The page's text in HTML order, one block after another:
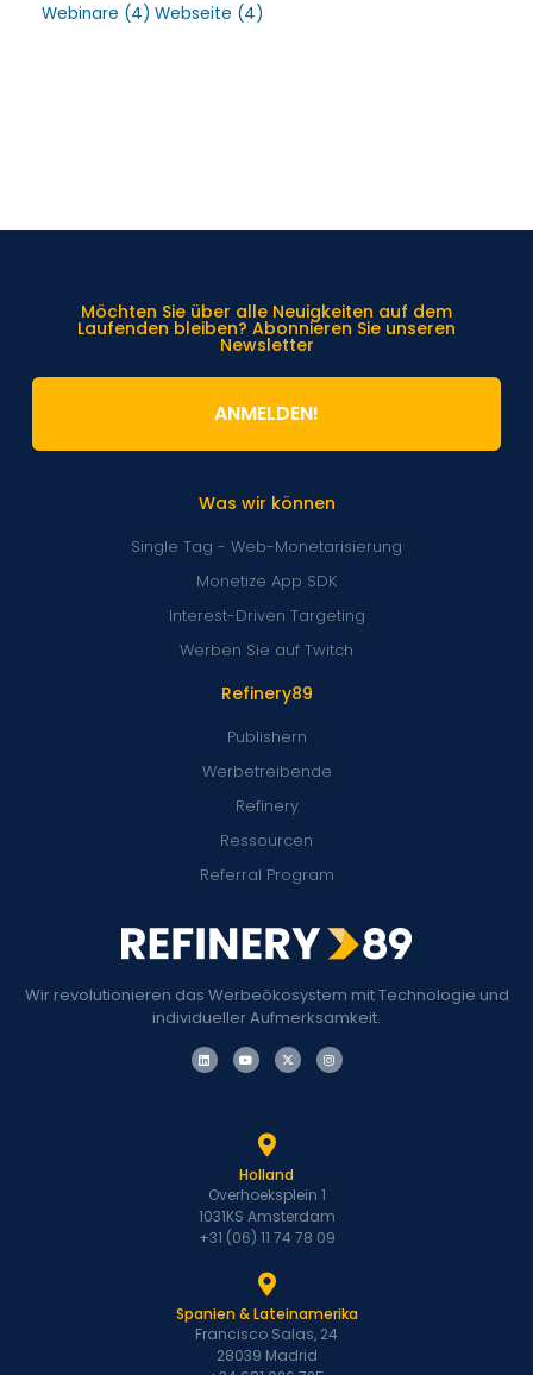
Webinare (4) Webseite (4)
Wir revolutionieren das Werbeökosystem mit Technologie und
individueller Aufmerksamkeit.
Refinery89
Publishern
Werbetreibende
Refinery
Ressourcen
Referral Program
Was wir können
Single Tag - Web-Monetarisierung
Monetize App SDK
Interest-Driven Targeting
Werben Sie auf Twitch
Möchten Sie über alle Neuigkeiten auf dem
Laufenden bleiben? Abonnieren Sie unseren
Newsletter
ANMELDEN!
Holland
Overhoeksplein 1
1031KS Amsterdam
+31 (06) 11 74 78 09
Spanien & Lateinamerika
Francisco Salas, 24
28039 Madrid